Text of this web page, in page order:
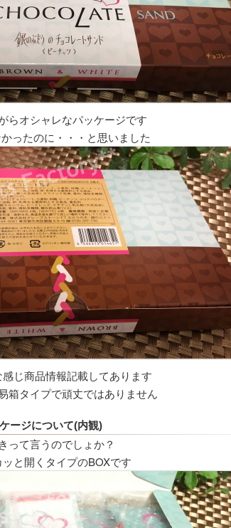
らオシャレなパッケージです
ったのに・・・と思いました
じ商品情報記載してあります
箱タイプで頑丈ではありません
ージについて(内観)
って言うのでしょか？
と開くタイプのBOXです